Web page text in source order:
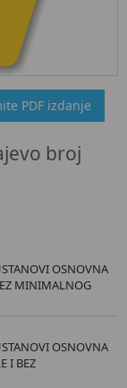
28.5.2026.
kratki uvid u
PDF izdanje
broj
OSNOVNA
MINIMALNOG
OSNOVNA
I BEZ